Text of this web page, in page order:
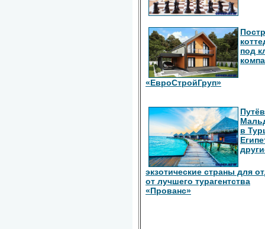
под
«ЕвроСтройГруп»
в
экзотические страны для
от лучшего турагентства
«Прованс»